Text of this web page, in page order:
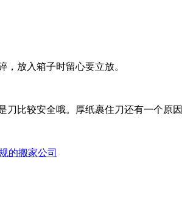
放入箱子时留心要立放。
较安全哦。厚纸裹住刀还有一个原因
的搬家公司